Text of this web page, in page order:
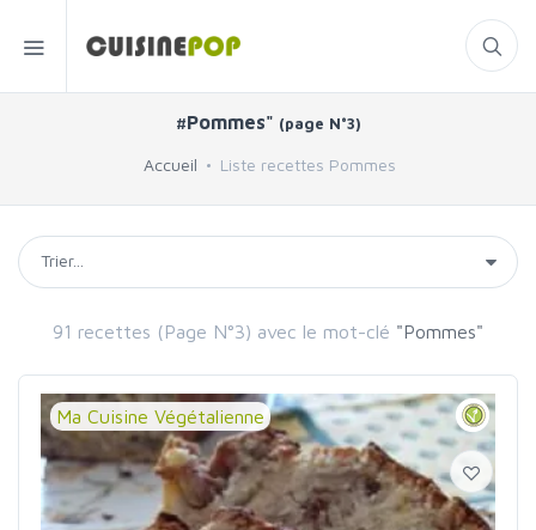
#Pommes" (page N°3)
Accueil Liste recettes Pommes
91 recettes (Page N°3) avec le mot-clé "Pommes"
Ma Cuisine Végétalienne